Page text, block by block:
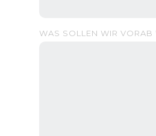
WAS SOLLEN WIR VORAB